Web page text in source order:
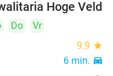
Hoge Veld
Do
Vr
9.9 star
6 min. directions_car